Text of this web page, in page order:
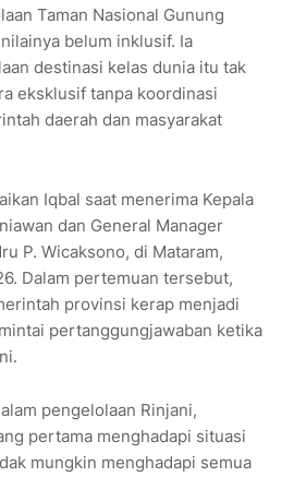
Taman Nasional Gunung
belum inklusif. Ia
destinasi kelas dunia itu tak
eksklusif tanpa koordinasi
daerah dan masyarakat
Iqbal saat menerima Kepala
dan General Manager
P. Wicaksono, di Mataram,
Dalam pertemuan tersebut,
provinsi kerap menjadi
pertanggungjawaban ketika
pengelolaan Rinjani,
pertama menghadapi situasi
mungkin menghadapi semua